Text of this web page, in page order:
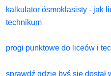
kalkulator ósmoklasisty - jak
technikum
progi punktowe do liceów i
sprawdź gdzie byś się dostał